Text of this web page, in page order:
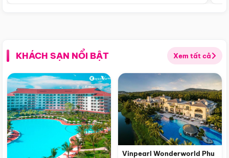
KHÁCH SẠN NỔI BẬT Xem tất cả
Vinpearl Wonderworld Phu